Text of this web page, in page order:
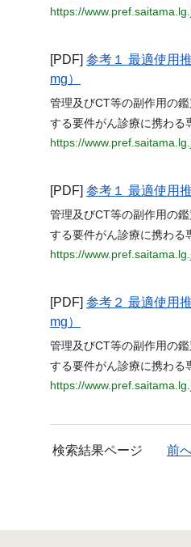
https://
[PDF] 参考１ 最適使用
mg）
管理及びCT等の副作用の
する要件がん診療に携わる
https://
[PDF] 参考１ 最適使用
管理及びCT等の副作用の
する要件がん診療に携わる
https://
[PDF] 参考２ 最適使用
mg）
管理及びCT等の副作用の
する要件がん診療に携わる
https://
検索結果ページ 前